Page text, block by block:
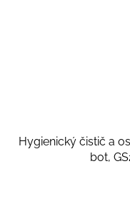
Hygienický čistič a
bot,